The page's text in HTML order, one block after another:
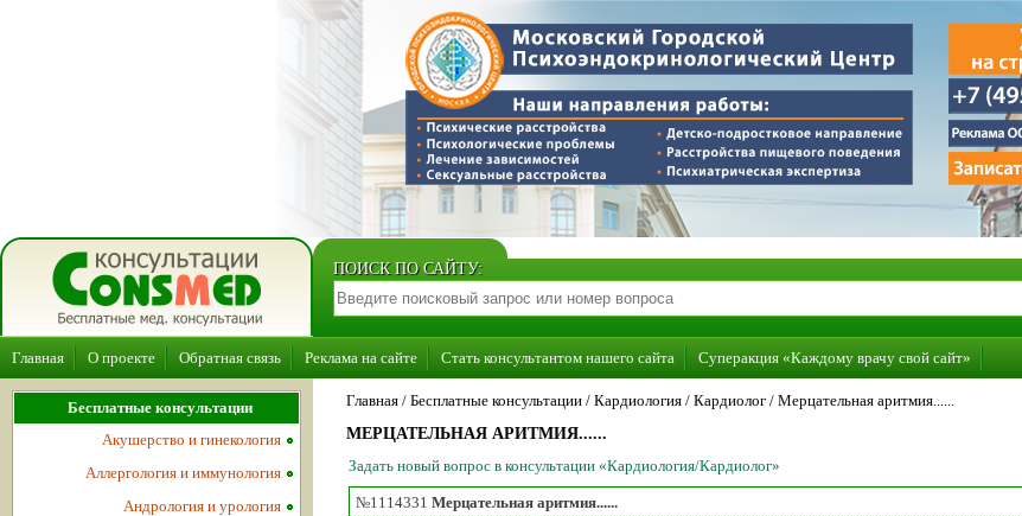
ПОИСК ПО САЙТУ:
Главная О проекте Обратная связь Реклама на сайте Стать консультантом нашего сайта Суперакция «Каждому врачу свой сайт»
Главная / Бесплатные консультации / Кардиология / Кардиолог / Мерцательная аритмия......
МЕРЦАТЕЛЬНАЯ АРИТМИЯ......
Задать новый вопрос в консультации «Кардиология/Кардиолог»
№1114331 Мерцательная аритмия......
Бесплатные консультации
Акушерство и гинекология
Аллергология и иммунология
Андрология и урология